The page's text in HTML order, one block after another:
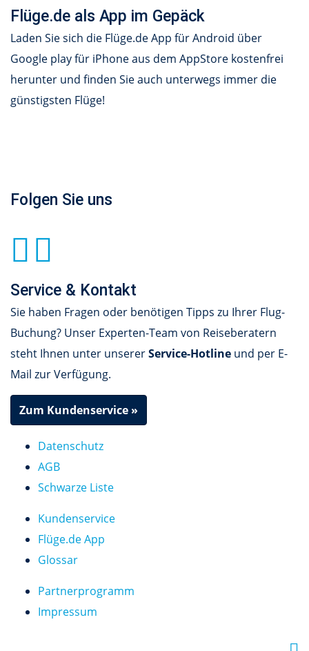
Flüge.de als App im Gepäck
Laden Sie sich die Flüge.de App für Android über
Google play für iPhone aus dem AppStore kostenfrei
herunter und finden Sie auch unterwegs immer die
günstigsten Flüge!
Folgen Sie uns
Service & Kontakt
Sie haben Fragen oder benötigen Tipps zu Ihrer Flug-
Buchung? Unser Experten-Team von Reiseberatern
steht Ihnen unter unsererService-Hotline und per E-
Mail zur Verfügung.
Zum Kundenservice »
Datenschutz
AGB
Schwarze Liste
Kundenservice
Flüge.de App
Glossar
Partnerprogramm
Impressum